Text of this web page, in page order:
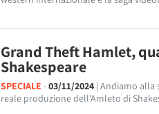
Grand Theft Hamlet,
Shakespeare
SPECIALE -03/11/2024 | Andiamo alla
reale produzione dell'Amleto di